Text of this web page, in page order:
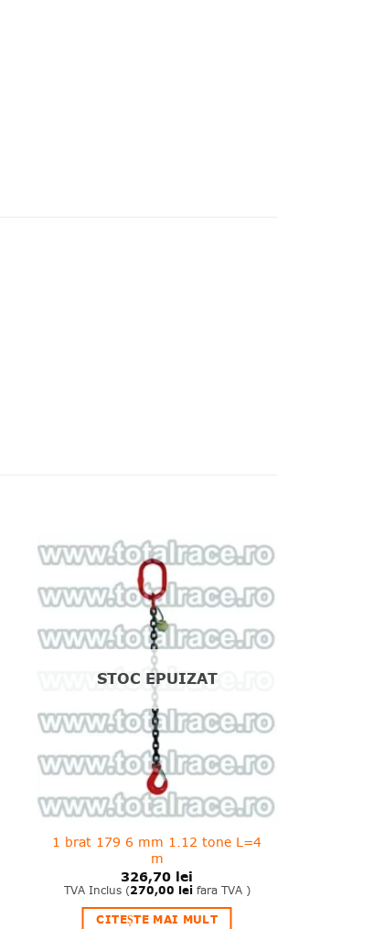
❤
Adauga
in
STOC EPUIZAT
1 brat 179 6 mm 1.12 tone L=4
m
326,70 lei
TVA Inclus (270,00 leifara TVA )
CITEȘTE MAI MULT